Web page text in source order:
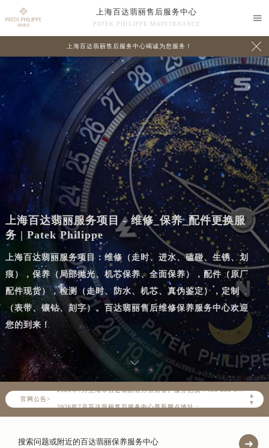
上海百达翡丽售后服务中心
PATEK PHILIPPE MAINTENANCE

上海百达翡丽售后服务中心竭诚为您服务！ 
上海百达翡丽服务项目 - 维修_保养_配件更换服
务 | Patek Philippe
上海百达翡丽服务项目：维修（走时、进水、磕碰、生锈、划
痕），保养（局部抛光、机芯保养、全面保养），配件（原厂
配件现货），检测（走时、防水、机芯、真伪鉴定），定制
（表带、镶钻、刻字）。百达翡丽售后维修保养服务中心欢迎
您的到来！
官网公告>
▲
▼
2026年7月百达翡丽上海市售后服务网络优化升级公告
2026年7月上海市百达翡丽官方售后客户服务热线：400-805-0910
上海市徐汇区虹桥路3号港汇中心写字楼2座37层3705室（需提前预约）